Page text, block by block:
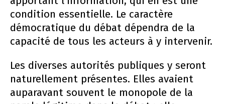
condition essentielle. Le caractère
démocratique du débat dépendra de la
capacité de tous les acteurs à y intervenir.
Les diverses autorités publiques y seront
naturellement présentes. Elles avaient
auparavant souvent le monopole de la